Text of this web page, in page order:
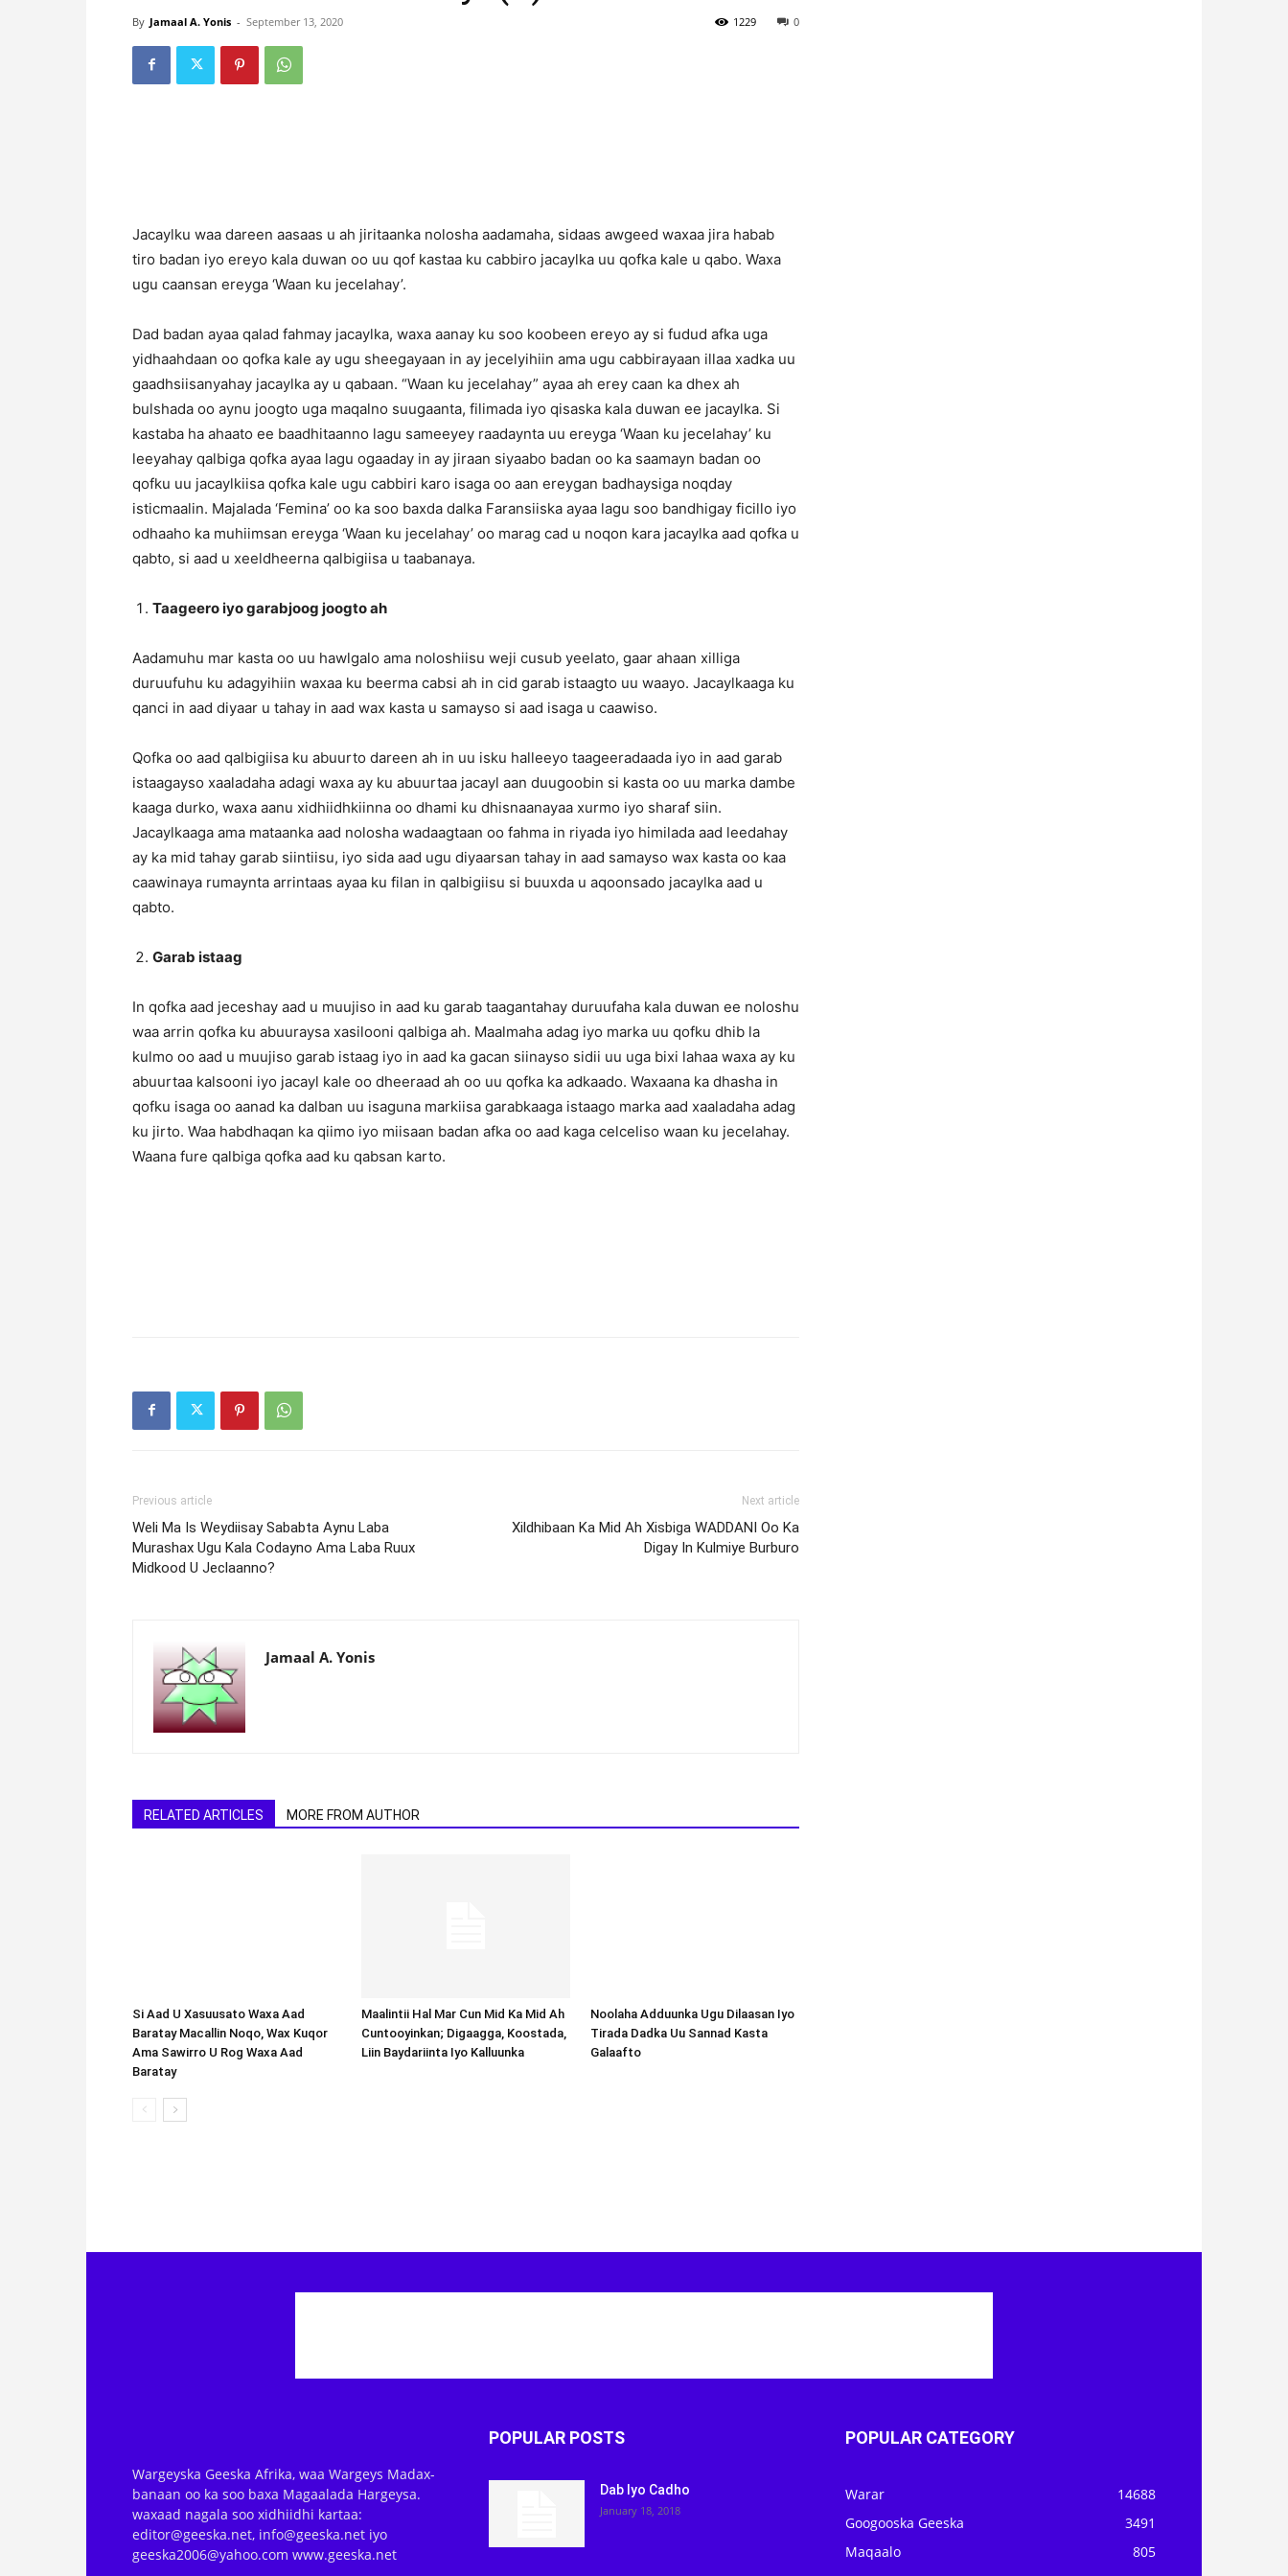
By Jamaal A. Yonis - September 13, 2020 0
1229
Jacaylku waa dareen aasaas u ah jiritaanka nolosha aadamaha, sidaas awgeed waxaa jira habab
tiro badan iyo ereyo kala duwan oo uu qof kastaa ku cabbiro jacaylka uu qofka kale u qabo. Waxa
ugu caansan ereyga ‘Waan ku jecelahay’.
Dad badan ayaa qalad fahmay jacaylka, waxa aanay ku soo koobeen ereyo ay si fudud afka uga
yidhaahdaan oo qofka kale ay ugu sheegayaan in ay jecelyihiin ama ugu cabbirayaan illaa xadka uu
gaadhsiisanyahay jacaylka ay u qabaan. “Waan ku jecelahay” ayaa ah erey caan ka dhex ah
bulshada oo aynu joogto uga maqalno suugaanta, filimada iyo qisaska kala duwan ee jacaylka. Si
kastaba ha ahaato ee baadhitaanno lagu sameeyey raadaynta uu ereyga ‘Waan ku jecelahay’ ku
leeyahay qalbiga qofka ayaa lagu ogaaday in ay jiraan siyaabo badan oo ka saamayn badan oo
qofku uu jacaylkiisa qofka kale ugu cabbiri karo isaga oo aan ereygan badhaysiga noqday
isticmaalin. Majalada ‘Femina’ oo ka soo baxda dalka Faransiiska ayaa lagu soo bandhigay ficillo iyo
odhaaho ka muhiimsan ereyga ‘Waan ku jecelahay’ oo marag cad u noqon kara jacaylka aad qofka u
qabto, si aad u xeeldheerna qalbigiisa u taabanaya.
Taageero iyo garabjoog joogto ah
Aadamuhu mar kasta oo uu hawlgalo ama noloshiisu weji cusub yeelato, gaar ahaan xilliga
duruufuhu ku adagyihiin waxaa ku beerma cabsi ah in cid garab istaagto uu waayo. Jacaylkaaga ku
qanci in aad diyaar u tahay in aad wax kasta u samayso si aad isaga u caawiso.
Qofka oo aad qalbigiisa ku abuurto dareen ah in uu isku halleeyo taageeradaada iyo in aad garab
istaagayso xaaladaha adagi waxa ay ku abuurtaa jacayl aan duugoobin si kasta oo uu marka dambe
kaaga durko, waxa aanu xidhiidhkiinna oo dhami ku dhisnaanayaa xurmo iyo sharaf siin.
Jacaylkaaga ama mataanka aad nolosha wadaagtaan oo fahma in riyada iyo himilada aad leedahay
ay ka mid tahay garab siintiisu, iyo sida aad ugu diyaarsan tahay in aad samayso wax kasta oo kaa
caawinaya rumaynta arrintaas ayaa ku filan in qalbigiisu si buuxda u aqoonsado jacaylka aad u
qabto.
Garab istaag
In qofka aad jeceshay aad u muujiso in aad ku garab taagantahay duruufaha kala duwan ee noloshu
waa arrin qofka ku abuuraysa xasilooni qalbiga ah. Maalmaha adag iyo marka uu qofku dhib la
kulmo oo aad u muujiso garab istaag iyo in aad ka gacan siinayso sidii uu uga bixi lahaa waxa ay ku
abuurtaa kalsooni iyo jacayl kale oo dheeraad ah oo uu qofka ka adkaado. Waxaana ka dhasha in
qofku isaga oo aanad ka dalban uu isaguna markiisa garabkaaga istaago marka aad xaaladaha adag
ku jirto. Waa habdhaqan ka qiimo iyo miisaan badan afka oo aad kaga celceliso waan ku jecelahay.
Waana fure qalbiga qofka aad ku qabsan karto.
Previous article
Weli Ma Is Weydiisay Sababta Aynu Laba
Murashax Ugu Kala Codayno Ama Laba Ruux
Midkood U Jeclaanno?
Next article
Xildhibaan Ka Mid Ah Xisbiga WADDANI Oo Ka
Digay In Kulmiye Burburo
Jamaal A. Yonis
RELATED ARTICLES MORE FROM AUTHOR
Maalintii Hal Mar Cun Mid Ka Mid Ah
Cuntooyinkan; Digaagga, Koostada,
Liin Baydariinta Iyo Kalluunka
banaan oo ka soo baxa Magaalada Hargeysa.
waxaad nagala soo xidhiidhi kartaa:
editor@geeska.net, info@geeska.net iyo
geeska2006@yahoo.com www.geeska.net
January 18, 2018
Googooska Geeska
3491
Maqaalo
805
JOBS
403